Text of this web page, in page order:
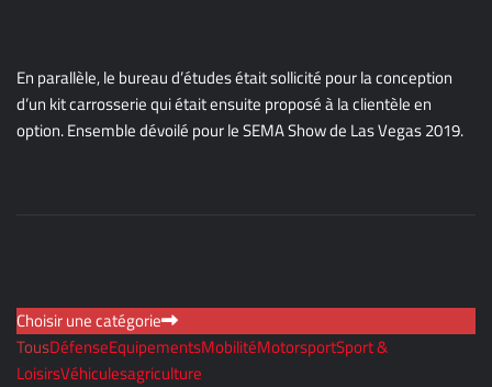
En parallèle, le bureau d’études était sollicité pour la conception
d’un kit carrosserie qui était ensuite proposé à la clientèle en
option. Ensemble dévoilé pour le SEMA Show de Las Vegas 2019.
Choisir une catégorie
TousDéfenseEquipementsMobilitéMotorsportSport &
LoisirsVéhiculesagriculture